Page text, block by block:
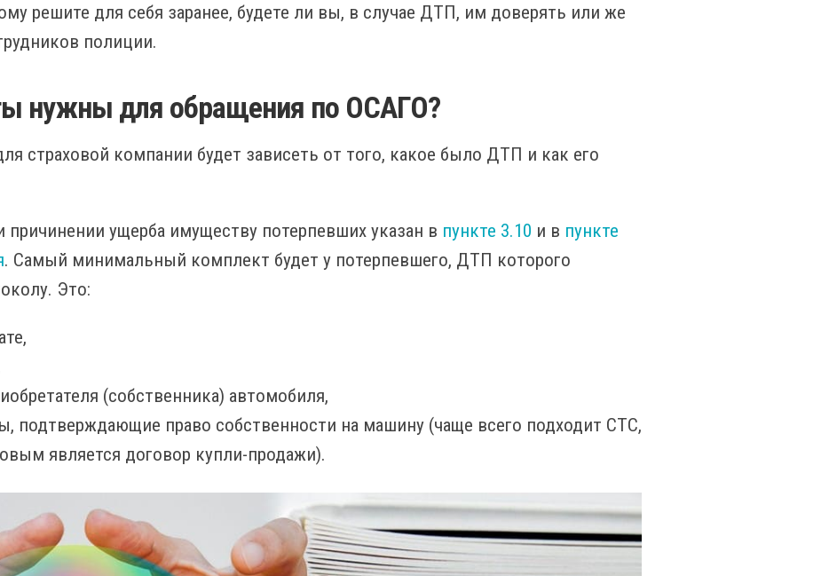
решите для себя заранее, будете ли вы, в случае ДТП, им доверять или же
полиции.
нужны для обращения по ОСАГО?
страховой компании будет зависеть от того, какое было ДТП и как его
ущерба имуществу потерпевших указан в пункте 3.10 и в пункте
. Самый минимальный комплект будет у потерпевшего, ДТП которого
Это:
(собственника) автомобиля,
подтверждающие право собственности на машину (чаще всего подходит СТС,
является договор купли-продажи).